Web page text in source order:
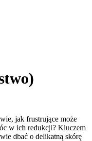
jak frustrujące może
w ich redukcji? Kluczem
dbać o delikatną skórę